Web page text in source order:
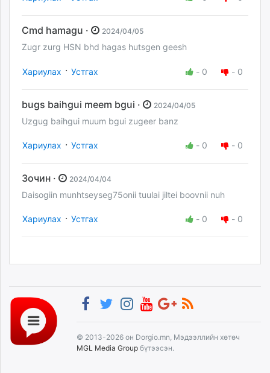
Cmd hamagu · 2024/04/05
Zugr zurg HSN bhd hagas hutsgen geesh
Хариулах · Устгах - 0 - 0
bugs baihgui meem bgui · 2024/04/05
Uzgug baihgui muum bgui zugeer banz
Хариулах · Устгах - 0 - 0
Зочин · 2024/04/04
Daisogiin munhtseyseg75onii tuulai jiltei boovnii nuh
Хариулах · Устгах - 0 - 0
© 2013-2026 он Dorgio.mn, Мэдээллийн хөтөч
MGL Media Group бүтээсэн.